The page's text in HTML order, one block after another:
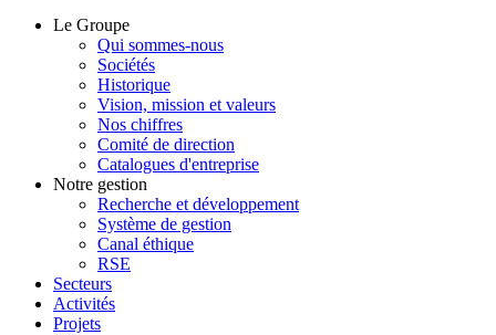
Le Groupe
Qui sommes-nous
Sociétés
Historique
Vision, mission et valeurs
Nos chiffres
Comité de direction
Catalogues d'entreprise
Notre gestion
Recherche et développement
Système de gestion
Canal éthique
RSE
Secteurs
Activités
Projets